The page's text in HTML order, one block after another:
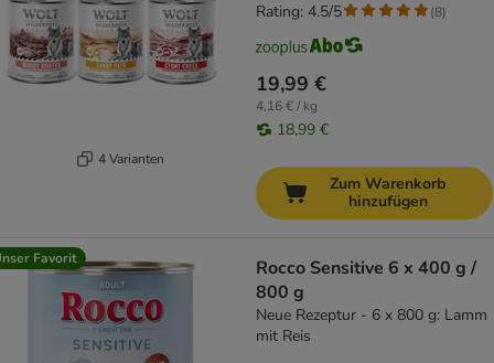
4 Varianten
19,99 €
4,16 € / kg
18,99 €
Rating: 4.5/5 (8)
Zum Warenkorb
hinzufügen
Favorit
Rocco Sensitive 6 x 400 g /
800 g
Neue Rezeptur - 6 x 800 g: Lamm
mit Reis